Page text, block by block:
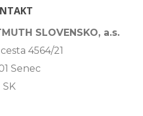
SLOVENSKO, a.s.
4564/21
Senec
SK